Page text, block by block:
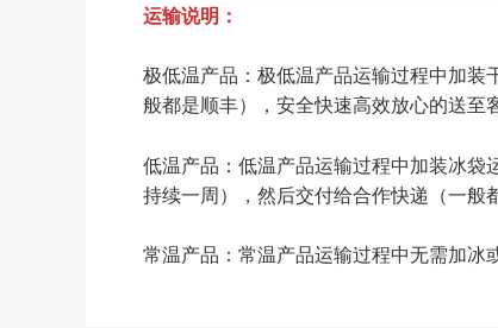
运输说明：
极低温产品：极低温产品运输过程中加
般都是顺丰），安全快速高效放心的送至
低温产品：低温产品运输过程中加装冰
持续一周），然后交付给合作快递（一般
常温产品：常温产品运输过程中无需加冰